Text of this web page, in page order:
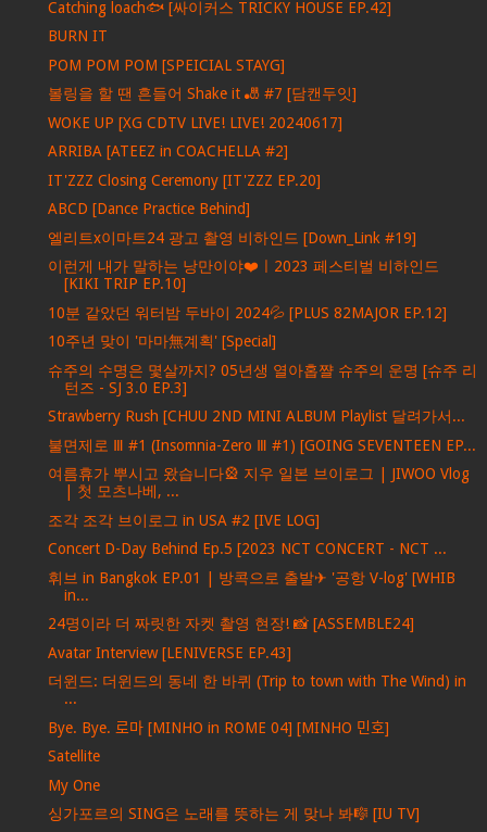
Catching loach🐟 [싸이커스 TRICKY HOUSE EP.42]
BURN IT
POM POM POM [SPEICIAL STAYG]
볼링을 할 땐 흔들어 Shake it 🎳 #7 [담캔두잇]
WOKE UP [XG CDTV LIVE! LIVE! 20240617]
ARRIBA [ATEEZ in COACHELLA #2]
IT'ZZZ Closing Ceremony [IT'ZZZ EP.20]
ABCD [Dance Practice Behind]
엘리트x이마트24 광고 촬영 비하인드 [Down_Link #19]
이런게 내가 말하는 낭만이야❤️ㅣ2023 페스티벌 비하인드
[KIKI TRIP EP.10]
10분 같았던 워터밤 두바이 2024💦 [PLUS 82MAJOR EP.12]
10주년 맞이 '마마無계획' [Special]
슈주의 수명은 몇살까지? 05년생 열아홉쨜 슈주의 운명 [슈주 리
턴즈 - SJ 3.0 EP.3]
Strawberry Rush [CHUU 2ND MINI ALBUM Playlist 달려가서...
불면제로 Ⅲ #1 (Insomnia-Zero Ⅲ #1) [GOING SEVENTEEN EP...
여름휴가 뿌시고 왔습니다🎡 지우 일본 브이로그 | JIWOO Vlog
| 첫 모츠나베, ...
조각 조각 브이로그 in USA #2 [IVE LOG]
Concert D-Day Behind Ep.5 [2023 NCT CONCERT - NCT ...
휘브 in Bangkok EP.01 | 방콕으로 출발✈ '공항 V-log' [WHIB
in...
24명이라 더 짜릿한 자켓 촬영 현장! 📸 [ASSEMBLE24]
Avatar Interview [LENIVERSE EP.43]
더윈드: 더윈드의 동네 한 바퀴 (Trip to town with The Wind) in
...
Bye. Bye. 로마 [MINHO in ROME 04] [MINHO 민호]
Satellite
My One
싱가포르의 SING은 노래를 뜻하는 게 맞나 봐🎼 [IU TV]